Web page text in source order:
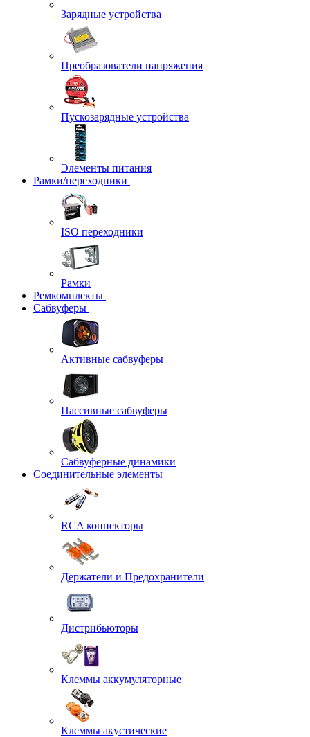
Зарядные устройства
Преобразователи напряжения
Пускозарядные устройства
Элементы питания
Рамки/переходники
ISO переходники
Рамки
Ремкомплекты
Сабвуферы
Активные сабвуферы
Пассивные сабвуферы
Сабвуферные динамики
Соединительные элементы
RCA коннекторы
Держатели и Предохранители
Дистрибьюторы
Клеммы аккумуляторные
Клеммы акустические